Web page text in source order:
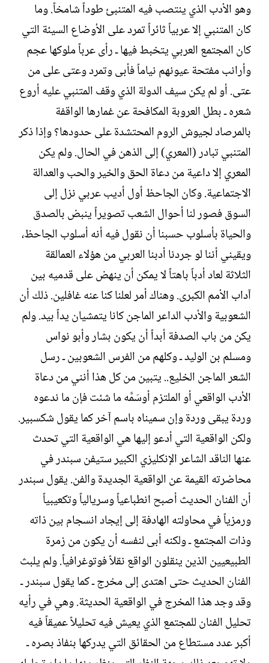
وهو الأدب الذي ينتصب فيه المتنبئ طوداً شامخاً. وما
كان المتنبي إلا عربياً ثائراً تمرد على الأوضاع السيئة التي
كان المجتمع العربي يتخبط فيها ـ رأى عرباً ملوكها عجم
وأرانب مفتحة عيونهم نياماً فأبى وتمرد وعتى على من
عتى. أو لم يكن سيف الدولة الذي وقف المتنبي عليه أروع
شعره ـ بطل العروبة المكافحة عن غمارها الواقفة
بالمرصاد لجيوش الروم المحتشدة على حدودها؟ وإذا ذكر
المتنبي تبادر (المعري) إلى الذهن في الحال. ولم يكن
المعري إلا داعية من دعاة الحق والخير والحب والعدالة
الاجتماعية. وكان الجاحظ أول أديب عربي نزل إلى
السوق فصور لنا أحوال الشعب تصويراً ينبض بالصدق
والحياة بأسلوب حسبنا أن نقول فيه أنه أسلوب الجاحظ،
ويقيني أننا لو جردنا أدبنا العربي من هؤلاء العمالقة
الثلاثة لعاد أدباً باهتاً لا يمكن أن ينهض على قدميه بين
آداب الأمم الكبرى. وهناك أمر لعلنا كنا عنه غافلين. ذلك أن
الشعوبية والأدب الداعر الماجن كانا يتمشيان يداً بيد. ولم
يكن من باب الصدفة أبداً أن يكون بشار وأبو نواس
ومسلم بن الوليد ـ وكلهم من الفرس الشعوبين ـ رسل
الشعر الماجن الخليع.. يتبين من كل هذا أنني من دعاة
الأدب الواقعي أو الملتزم أوسَمَّه ما شئت فإن ما ندعوه
وردة يبقى وردة وإن سميناه باسم آخر كما يقول شكسبير.
ولكن الواقعية التي أدعو إليها هي الواقعية التي تحدث
عنها الناقد الشاعر الإنكليزي الكبير ستيفن سبندر في
محاضرته القيمة عن الواقعية الجديدة والفن. يقول سبندر
أن الفنان الحديث أصبح انطباعياً وسريالياً وتكعيبياً
ورمزياً في محاولته الهادفة إلى إيجاد انسجام بين ذاته
وذات المجتمع ـ ولكنه أبى لنفسه أن يكون من زمرة
الطبيعيين الذين ينقلون الواقع نقلاً فوتوغرافياً. ولم يلبث
الفنان الحديث حتى اهتدى إلى مخرج ـ كما يقول سبندر ـ
وقد وجد هذا المخرج في الواقعية الحديثة. وهي في رأيه
تحليل الفنان للمجتمع الذي يعيش فيه تحليلاً عميقاً فيه
أكبر عدد مستطاع من الحقائق التي يدركها بنفاذ بصره ـ